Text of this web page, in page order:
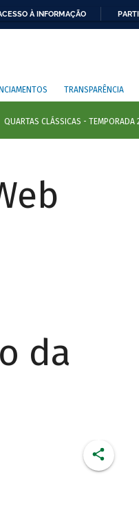
À INFORMAÇÃO
TRANSPARÊNCIA
da